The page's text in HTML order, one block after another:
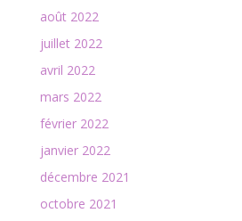
août 2022
juillet 2022
avril 2022
mars 2022
février 2022
janvier 2022
décembre 2021
octobre 2021